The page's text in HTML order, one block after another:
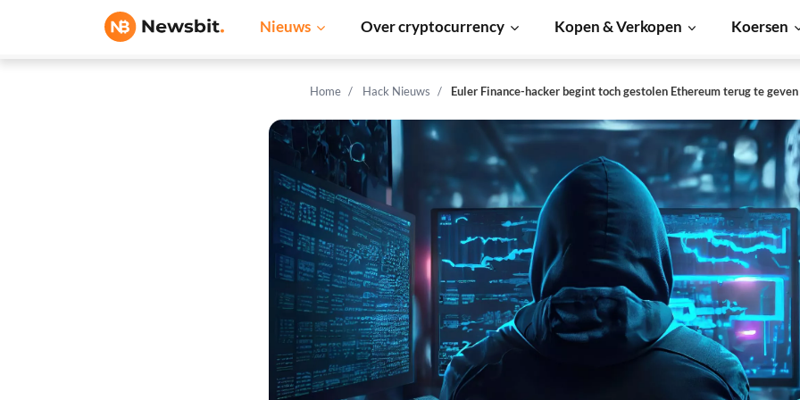
Nieuws Over cryptocurrency Kopen & Verkopen Koersen
Home Hack Nieuws Euler Finance-hacker begint toch gestolen Ethereum terug te geven